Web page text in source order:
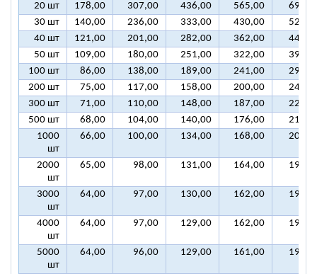
20 шт 178,00 307,00 436,00 565,00
30 шт
140,00 236,00 333,00 430,00
40 шт
121,00 201,00 282,00 362,00
50 шт
109,00 180,00 251,00 322,00
100 шт
86,00 138,00 189,00 241,00
200 шт
75,00 117,00 158,00 200,00
300 шт
71,00 110,00 148,00 187,00
500 шт
68,00 104,00 140,00 176,00
1000
шт
66,00 100,00 134,00 168,00
2000
шт
65,00 98,00 131,00 164,00
3000
шт
64,00 97,00 130,00 162,00
4000
шт
64,00 97,00 129,00 162,00
5000
шт
64,00 96,00 129,00 161,00